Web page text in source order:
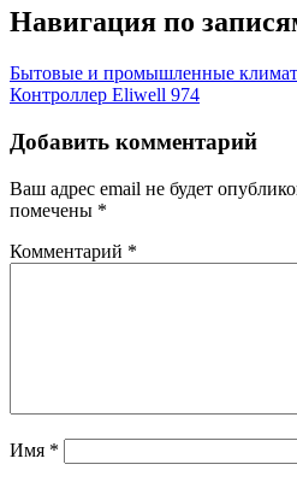
Навигация по
Бытовые и промышленные
Контроллер Eliwell 974
Добавить комментарий
Ваш адрес email не будет
помечены *
Комментарий *
Имя *